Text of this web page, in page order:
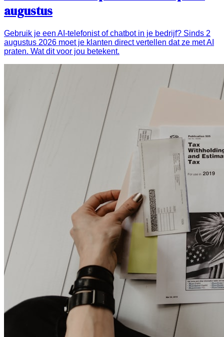
augustus
Gebruik je een AI-telefonist of chatbot in je bedrijf? Sinds 2
augustus 2026 moet je klanten direct vertellen dat ze met AI
praten. Wat dit voor jou betekent.